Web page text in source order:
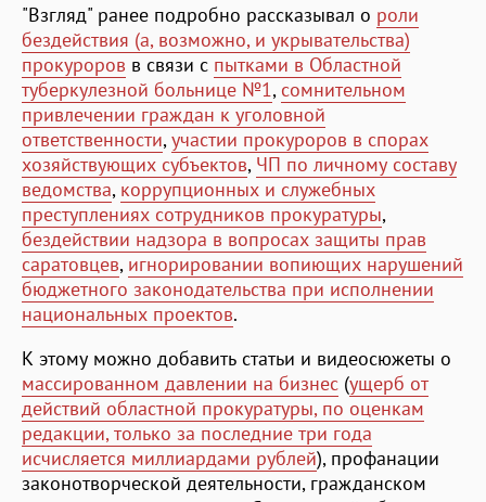
"Взгляд" ранее подробно рассказывал о роли
бездействия (а, возможно, и укрывательства)
прокуроров в связи с пытками в Областной
туберкулезной больнице №1 , сомнительном
привлечении граждан к уголовной
ответственности, участии прокуроров в спорах
хозяйствующих субъектов, ЧП по личному составу
ведомства, коррупционных и служебных
преступлениях сотрудников прокуратуры,
бездействии надзора в вопросах защиты прав
саратовцев, игнорировании вопиющих нарушений
бюджетного законодательства при исполнении
национальных проектов.
К этому можно добавить статьи и видеосюжеты о
массированном давлении на бизнес (ущерб от
действий областной прокуратуры, по оценкам
редакции, только за последние три года
исчисляется миллиардами рублей), профанации
законотворческой деятельности, гражданском